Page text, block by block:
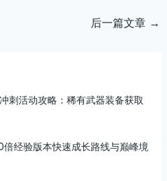
后一篇文章 →
刺活动攻略：稀有武器装备获取
经验版本快速成长路线与巅峰境